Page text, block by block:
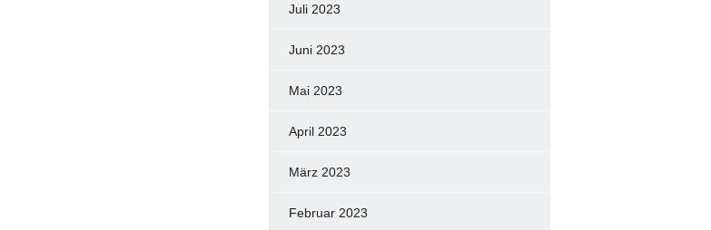
Juli 2023
Juni 2023
Mai 2023
April 2023
März 2023
Februar 2023